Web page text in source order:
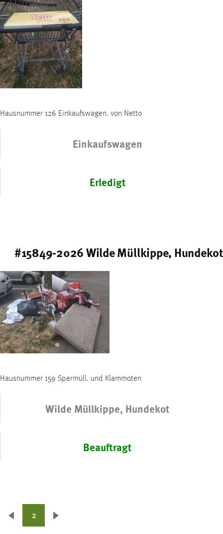
Hausnummer 126 Einkaufswagen. von Netto
Einkaufswagen
Erledigt
#15849-2026 Wilde Müllkippe, Hundekot
Hausnummer 159 Spermüll. und Klammoten
Wilde Müllkippe, Hundekot
Beauftragt
Seitennummerierung
Vorherige
2